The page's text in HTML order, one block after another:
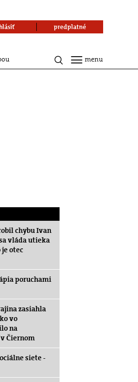
predplatné
menu
chybu Ivan
vláda utieka
otec
poruchami
zasiahla
vo
na
Čiernom
siete -